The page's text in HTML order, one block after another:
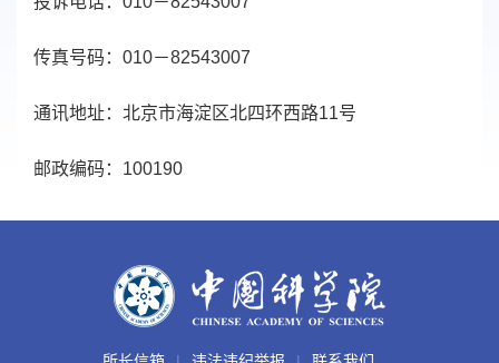
传真号码：010－82543007
通讯地址：北京市海淀区北四环西路11号
邮政编码：100190